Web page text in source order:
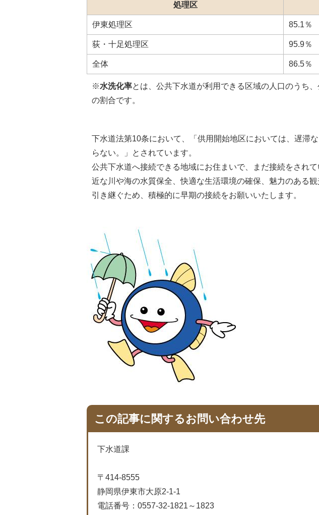
処理区
伊東処理区 85.1％
荻・十足処理区 95.9％
全体 86.5％
※水洗化率とは、公共下水道が利用できる区域の人口のうち
の割合です。
下水道法第10条において、「供用開始地区においては、遅滞
らない。」とされています。
公共下水道へ接続できる地域にお住まいで、まだ接続をされ
近な川や海の水質保全、快適な生活環境の確保、魅力のある
引き継ぐため、積極的に早期の接続をお願いいたします。
この記事に関するお問い合わせ先
下水道課
〒414-8555
静岡県伊東市大原2-1-1
電話番号：0557-32-1821～1823